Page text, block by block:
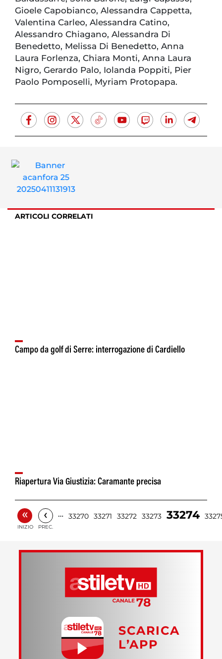
Gioele Capobianco, Alessandra Cappetta,
Valentina Carleo, Alessandra Catino,
Alessandro Chiagano, Alessandra Di
Benedetto, Melissa Di Benedetto, Anna
Laura Forlenza, Chiara Monti, Anna Laura
Nigro, Gerardo Palo, Iolanda Poppiti, Pier
Paolo Pomposelli, Myriam Protopapa.
ARTICOLI CORRELATI
Campo da golf di Serre: interrogazione di Cardiello
Riapertura Via Giustizia: Caramante precisa
«
INIZIO
‹
PREC.
… 33270 33271 33272 33273 33274
SCARICA
L’APP